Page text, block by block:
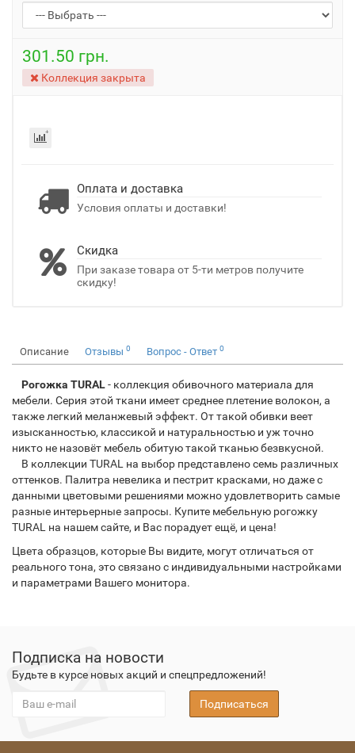
301.50 грн.
Коллекция закрыта
Оплата и доставка
Условия оплаты и доставки!
Скидка
При заказе товара от 5-ти метров получите
скидку!
Описание Отзывы 0 Вопрос - Ответ 0
Рогожка TURAL- коллекция обивочного материала для
мебели. Серия этой ткани имеет среднее плетение волокон, а
также легкий меланжевый эффект. От такой обивки веет
изысканностью, классикой и натуральностью и уж точно
никто не назовёт мебель обитую такой тканью безвкусной.
В коллекции TURAL на выбор представлено семь различных
оттенков. Палитра невелика и пестрит красками, но даже с
данными цветовыми решениями можно удовлетворить самые
разные интерьерные запросы. Купите мебельную рогожку
TURAL на нашем сайте, и Вас порадует ещё, и цена!
Цвета образцов, которые Вы видите, могут отличаться от
реального тона, это связано с индивидуальными настройками
и параметрами Вашего монитора.
Подписка на новости
Будьте в курсе новых акций и спецпредложений!
Подписаться